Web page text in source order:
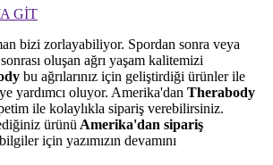
GİT
bizi zorlayabiliyor. Spordan sonra veya
oluşan ağrı yaşam kalitemizi
bu ağrılarınız için geliştirdiği ürünler ile
yardımcı oluyor. Amerika'dan Therabody
ile kolaylıkla sipariş verebilirsiniz.
ürünü Amerika'dan sipariş
için yazımızın devamını